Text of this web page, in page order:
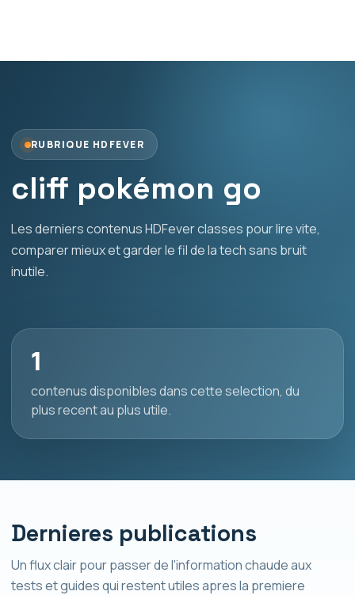
RUBRIQUE HDFEVER
cliff pokémon go
Les derniers contenus HDFever classes pour lire vite,
comparer mieux et garder le fil de la tech sans bruit
inutile.
1
contenus disponibles dans cette selection, du
plus recent au plus utile.
Dernieres publications
Un flux clair pour passer de l'information chaude aux
tests et guides qui restent utiles apres la premiere